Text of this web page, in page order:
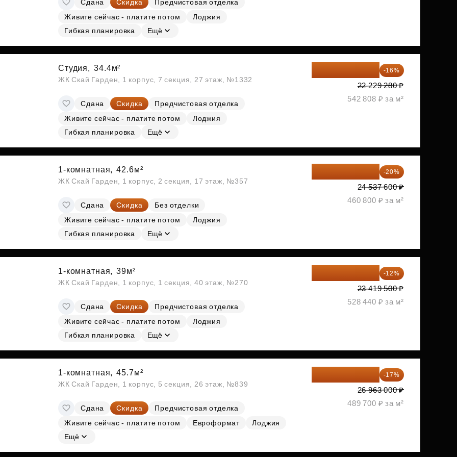
Субсидии
Сдана Скидка
Предчистовая отделка
Живите сейчас - платите потом
Лоджия
Гибкая планировка
Ещё
Студия, 34.4м²
ЖК Скай Гарден, 1 корпус, 7 секция, 27 этаж, №1332
Сдана Скидка
Предчистовая отделка
Живите сейчас - платите потом
Лоджия
Гибкая планировка
Ещё
-16%
22 229 280 ₽
542 808 ₽ за м²
1-комнатная, 42.6м²
ЖК Скай Гарден, 1 корпус, 2 секция, 17 этаж, №357
Сдана Скидка
Без отделки
Живите сейчас - платите потом
Лоджия
Гибкая планировка
Ещё
-20%
24 537 600 ₽
460 800 ₽ за м²
1-комнатная, 39м²
ЖК Скай Гарден, 1 корпус, 1 секция, 40 этаж, №270
Сдана Скидка
Предчистовая отделка
Живите сейчас - платите потом
Лоджия
Гибкая планировка
Ещё
-12%
23 419 500 ₽
528 440 ₽ за м²
1-комнатная, 45.7м²
ЖК Скай Гарден, 1 корпус, 5 секция, 26 этаж, №839
Сдана Скидка
Предчистовая отделка
Живите сейчас - платите потом
Евроформат
Лоджия
Ещё
-17%
26 963 000 ₽
489 700 ₽ за м²